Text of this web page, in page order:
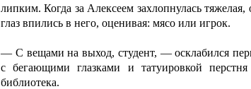
липким. Когда за Алексеем захлопнулась тяжелая,
глаз впились в него, оценивая: мясо или игрок.
— С вещами на выход, студент, — осклабился
с бегающими глазками и татуировкой
библиотека.